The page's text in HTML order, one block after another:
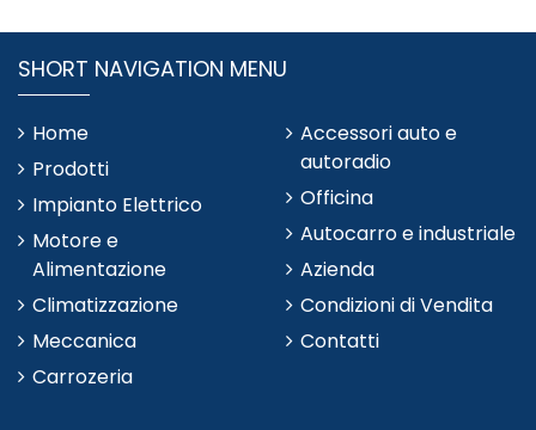
SHORT NAVIGATION MENU
Home
Prodotti
Impianto Elettrico
Motore e
Alimentazione
Climatizzazione
Meccanica
Carrozeria
Accessori auto e
autoradio
Officina
Autocarro e industriale
Azienda
Condizioni di Vendita
Contatti